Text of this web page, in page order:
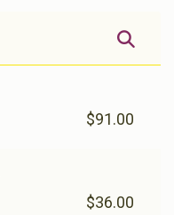
$91.00
$36.00